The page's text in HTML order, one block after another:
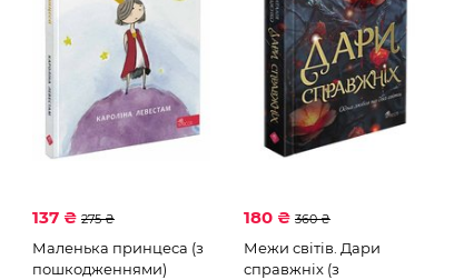
137 ₴ 275 ₴
Маленька принцеса (з
пошкодженнями)
180 ₴ 360 ₴
Межи світів. Дари
справжніх (з